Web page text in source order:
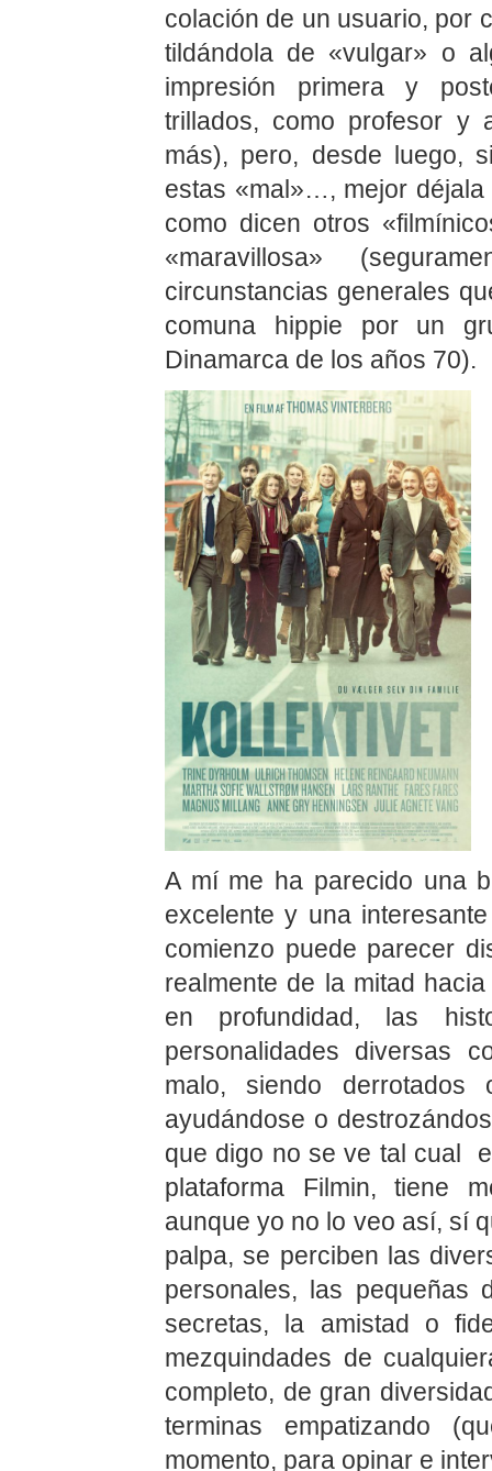
colación de un usuario, por
tildándola de «vulgar» o
impresión primera y
trillados, como profesor y
más), pero, desde luego,
estas «mal»…, mejor
como dicen otros
«maravillosa»
circunstancias generales
comuna hippie por un
Dinamarca de los años 70).
A mí me ha parecido una
excelente y una
comienzo puede parecer
realmente de la mitad
en profundidad, las
personalidades diversas
malo, siendo derrotados
ayudándose o
que digo no se ve tal cual
plataforma Filmin, tiene
aunque yo no lo veo así, sí
palpa, se perciben las
personales, las pequeñas
secretas, la amistad o
mezquindades de
completo, de gran
terminas empatizando
momento, para opinar e